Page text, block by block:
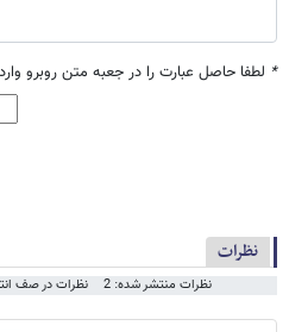
* لطفا حاصل عبارت را در جعبه متن روبرو
نظرات
نظرات منتشر شده: 2 نظرات در صف